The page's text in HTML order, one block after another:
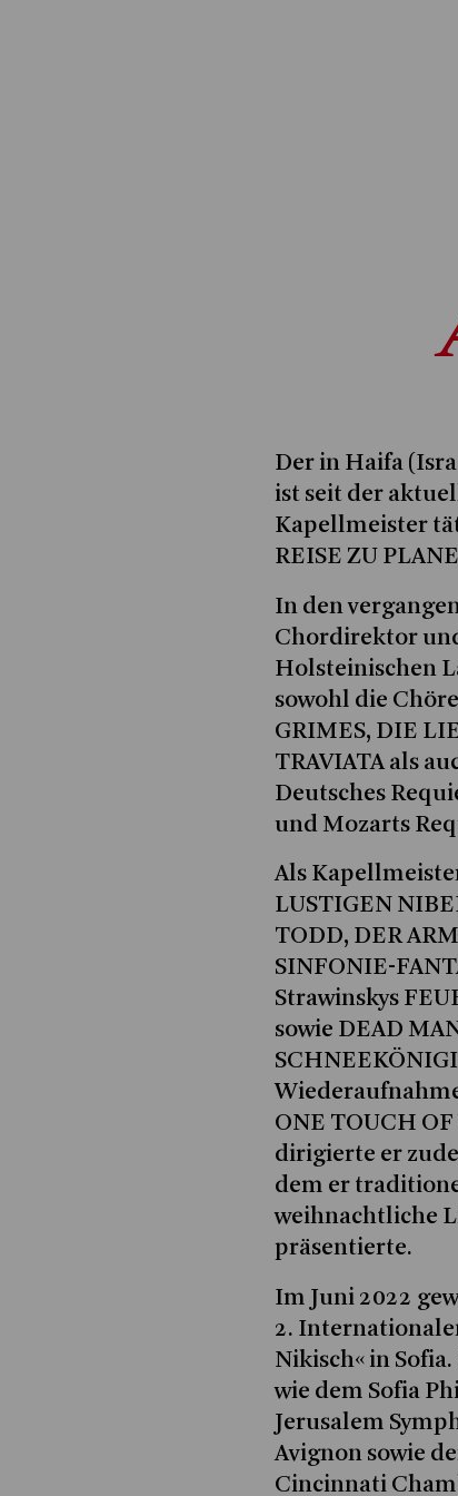
Der in Haifa
ist seit der
Kapellmeister
REISE ZU
In den
Chordirektor
Holsteinischen
sowohl die
GRIMES, DIE
TRAVIATA als
Deutsches
und Mozarts
Als
LUSTIGEN
TODD, DER
SINFONIE-
Strawinskys
sowie DEAD
ONE TOUCH
dirigierte er
dem er
weihnachtliche
präsentierte.
Im Juni 2022
2.
Nikisch« in
wie dem Sofia
Jerusalem
Avignon sowie
Cincinnati